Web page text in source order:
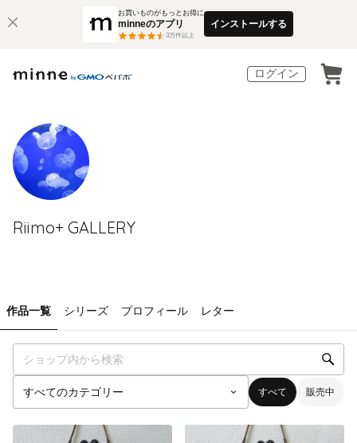
お買いものがもっとお得に
minneのアプリ
3万件以上
インストールする
ログイン
Riimo+ GALLERY
作品一覧 シリーズ プロフィール レター
すべて 販売中